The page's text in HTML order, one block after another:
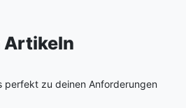
Artikeln
perfekt zu deinen Anforderungen